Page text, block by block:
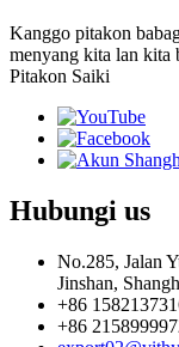
Kanggo pitakon
menyang kita lan kita
Pitakon Saiki
Hubungi us
No.285, Jalan
Jinshan,
+86
+86